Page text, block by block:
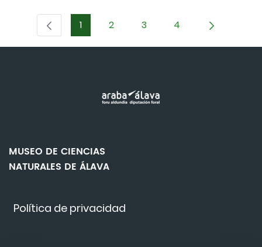
Página
1 Página
2 Página
3 Página
4
Política de privacidad
MUSEO DE CIENCIAS
NATURALES DE ÁLAVA